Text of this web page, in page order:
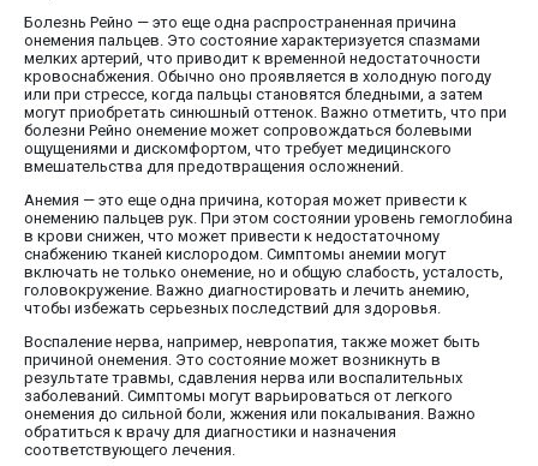
Болезнь Рейно — это еще одна распространенная причина
онемения пальцев. Это состояние характеризуется спазмами
мелких артерий, что приводит к временной недостаточности
кровоснабжения. Обычно оно проявляется в холодную погоду
или при стрессе, когда пальцы становятся бледными, а затем
могут приобретать синюшный оттенок. Важно отметить, что при
болезни Рейно онемение может сопровождаться болевыми
ощущениями и дискомфортом, что требует медицинского
вмешательства для предотвращения осложнений.
Анемия — это еще одна причина, которая может привести к
онемению пальцев рук. При этом состоянии уровень гемоглобина
в крови снижен, что может привести к недостаточному
снабжению тканей кислородом. Симптомы анемии могут
включать не только онемение, но и общую слабость, усталость,
головокружение. Важно диагностировать и лечить анемию,
чтобы избежать серьезных последствий для здоровья.
Воспаление нерва, например, невропатия, также может быть
причиной онемения. Это состояние может возникнуть в
результате травмы, сдавления нерва или воспалительных
заболеваний. Симптомы могут варьироваться от легкого
онемения до сильной боли, жжения или покалывания. Важно
обратиться к врачу для диагностики и назначения
соответствующего лечения.